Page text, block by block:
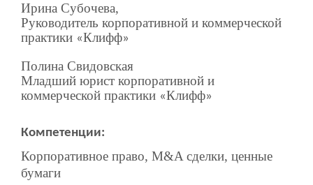
Ирина Субочева,
Руководитель корпоративной и коммерческой
практики «Клифф»
Полина Свидовская
Младший юрист корпоративной и
коммерческой практики «Клифф»
Компетенции:
Корпоративное право, M&A сделки, ценные
бумаги